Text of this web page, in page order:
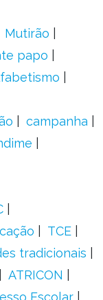
Mutirão
papo
campanha
TCE
tradicionais
ATRICON
Escolar